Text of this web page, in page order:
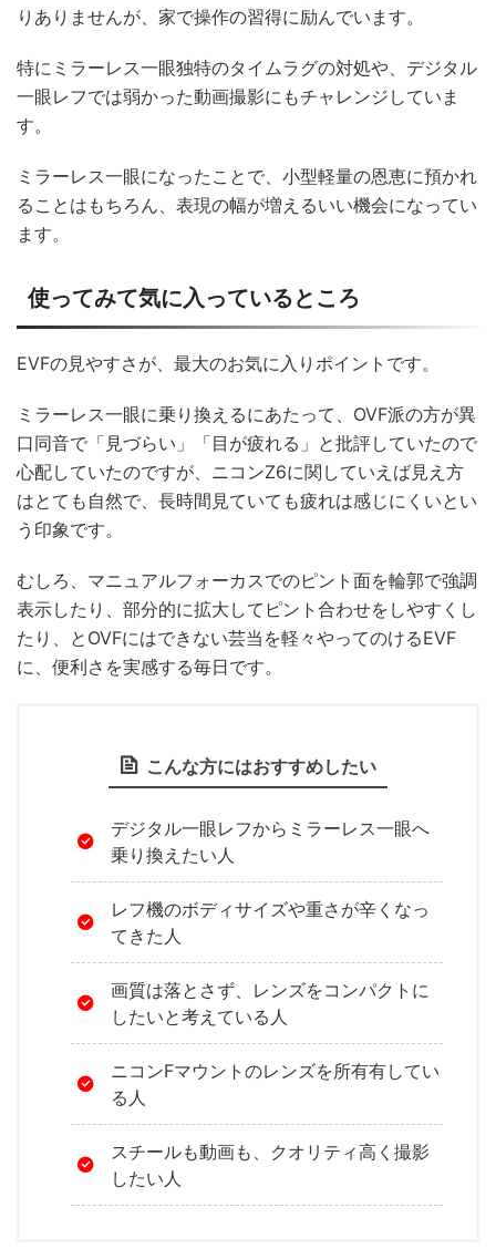
りありませんが、家で操作の習得に励んでいます。
特にミラーレス一眼独特のタイムラグの対処や、デジタル
一眼レフでは弱かった動画撮影にもチャレンジしていま
す。
ミラーレス一眼になったことで、小型軽量の恩恵に預かれ
ることはもちろん、表現の幅が増えるいい機会になってい
ます。
使ってみて気に入っているところ
EVFの見やすさが、最大のお気に入りポイントです。
ミラーレス一眼に乗り換えるにあたって、OVF派の方が異
口同音で「見づらい」「目が疲れる」と批評していたので
心配していたのですが、ニコンZ6に関していえば見え方
はとても自然で、長時間見ていても疲れは感じにくいとい
う印象です。
むしろ、マニュアルフォーカスでのピント面を輪郭で強調
表示したり、部分的に拡大してピント合わせをしやすくし
たり、とOVFにはできない芸当を軽々やってのけるEVF
に、便利さを実感する毎日です。
こんな方にはおすすめしたい
デジタル一眼レフからミラーレス一眼へ
乗り換えたい人
レフ機のボディサイズや重さが辛くなっ
てきた人
画質は落とさず、レンズをコンパクトに
したいと考えている人
ニコンFマウントのレンズを所有有してい
る人
スチールも動画も、クオリティ高く撮影
したい人